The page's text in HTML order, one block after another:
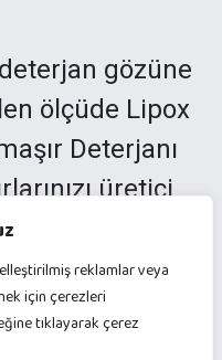
reklamlar veya
için çerezleri
tıklayarak çerez
gözüne
ölçüde Lipox
Deterjanı
üretici
yıkayarak
renkli